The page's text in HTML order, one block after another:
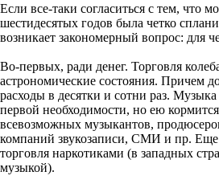
Если все-таки согласиться с тем, что
шестидесятых годов была четко
возникает закономерный вопрос: для
Во-первых, ради денег. Торговля
астрономические состояния. Причем
расходы в десятки и сотни раз.
первой необходимости, но ею
всевозможных музыкантов,
компаний звукозаписи, СМИ и пр. Еще
торговля наркотиками (в западных
музыкой).